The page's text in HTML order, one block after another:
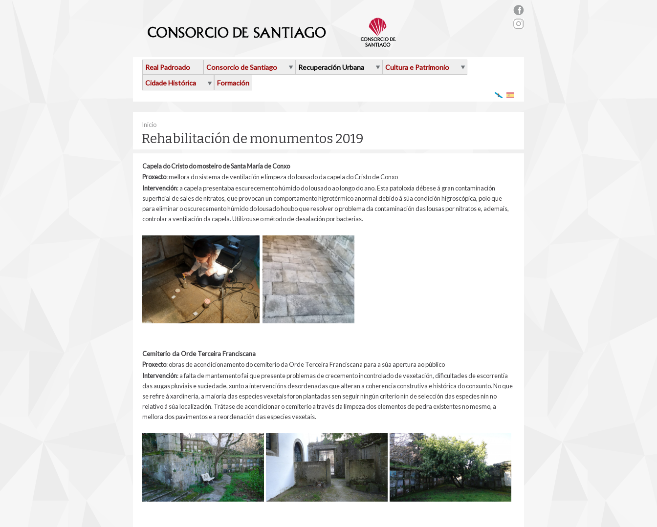
rs_facebook.png
Real Padroado Consorcio de Santiago Recuperación Urbana
Cultura e Patrimonio
Cidade Histórica
Formación
Vostede está aquí
Inicio
Rehabilitación de monumentos 2019
Capela do Cristo do mosteiro de Santa María de Conxo
Proxecto: mellora do sistema de ventilación e limpeza do lousado da capela do Cristo de Conxo
Intervención: a capela presentaba escurecemento húmido do lousado ao longo do ano. Esta patoloxía débese á gran contaminación
superficial de sales de nitratos, que provocan un comportamento higrotérmico anormal debido á súa condición higroscópica, polo que
para eliminar o oscurecemento húmido do lousado houbo que resolver o problema da contaminación das lousas por nitratos e, ademais,
controlar a ventilación da capela. Utilizouse o método de desalación por bacterias.
Cemiterio da Orde Terceira Franciscana
Proxecto:obras de acondicionamento do cemiterio da Orde Terceira Franciscana para a súa apertura ao público
Intervención:a falta de mantemento fai que presente problemas de crecemento incontrolado de vexetación, dificultades de escorrentía
das augas pluviais e suciedade, xunto a intervencións desordenadas que alteran a coherencia construtiva e histórica do conxunto. No que
se refire á xardinería, a maioría das especies vexetais foron plantadas sen seguir ningún criterio nin de selección das especies nin no
relativo á súa localización. Trátase de acondicionar o cemiterio a través da limpeza dos elementos de pedra existentes no mesmo, a
mellora dos pavimentos e a reordenación das especies vexetais.